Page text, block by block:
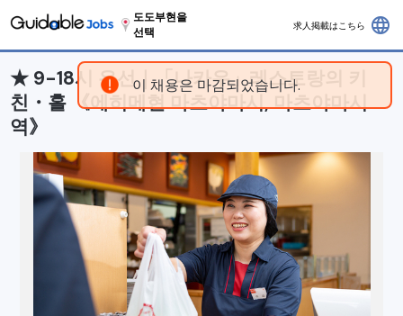
이 채용은 마감되었습니다.
도도부현을
선택
求人掲載はこちら language
★ 9-18시 우선｜「나카우」레스토랑의 키
친・홀 《에히메현 마츠야마시, 마츠야마시
역》